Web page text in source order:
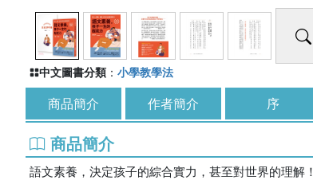
中文圖書分類 ： 小學教學法
商品簡介 作者簡介 序
商品簡介
語文素養，決定孩子的綜合實力，甚至對世界的理解！